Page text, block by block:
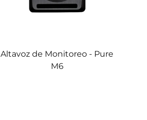
Altavoz de Monitoreo - Pure
M6